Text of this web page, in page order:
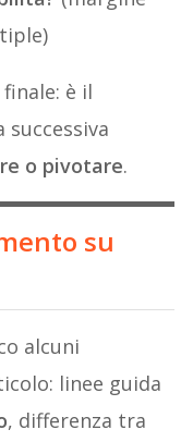
è il
o pivotare.
su
alcuni
linee guida
, differenza tra